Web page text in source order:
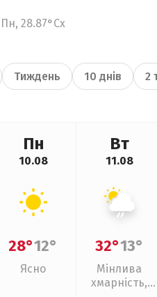
28.87°Сх
Тиждень 10 днів 2
Пн
10.08
28°12°
Ясно
Вт
11.08
32°13°
Мінлива
хмарність,